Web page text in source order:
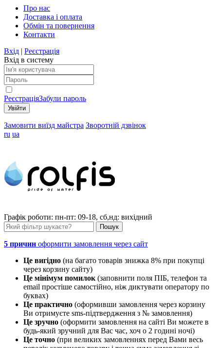
Про нас
Доставка і оплата
Обмін та повернення
Контакти
Вхід | Реєстрація
Вхід в систему
РеєстраціяЗабули пароль
Замовити виїзд майстра Зворотній дзвінок
ru ua
Графік роботи: пн-пт: 09-18, сб,нд: вихідний
5 причин оформити замовлення через сайт
Це вигідно (на багато товарів знижка 8% при покупці
через корзину сайту)
Це мінімум помилок (заповнити поля ПІБ, телефон та
email простіше самостійно, ніж диктувати оператору по
буквах)
Це практично (оформивши замовлення через корзину
Ви отримуєте sms-підтвердження з № замовлення)
Це зручно (оформити замовлення на сайті Ви можете в
будь-який зручний для Вас час, хоч о 2 годині ночі)
Це точно (при великих замовленнях перед Вами весь